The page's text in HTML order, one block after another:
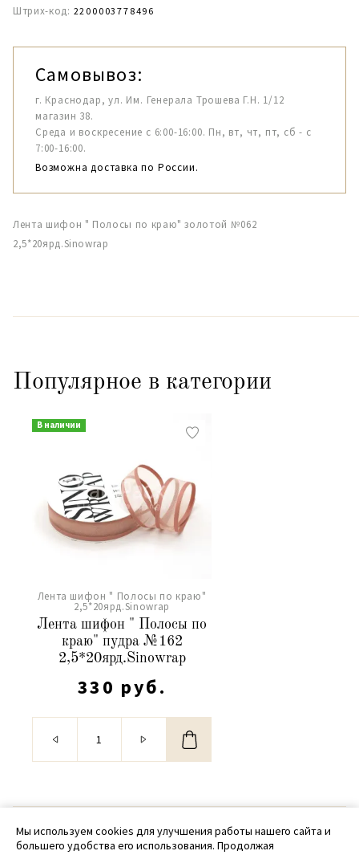
Штрих-код: 2200003778496
Самовывоз:
г. Краснодар, ул. Им. Генерала Трошева Г.Н. 1/12
магазин 38.
Среда и воскресение с 6:00-16:00. Пн, вт, чт, пт, сб - с
7:00-16:00.
Возможна доставка по России.
Лента шифон " Полосы по краю" золотой №062
2,5*20ярд.Sinowrap
Популярное в категории
В наличии
Лента шифон " Полосы по краю"
2,5*20ярд.Sinowrap
Лента шифон " Полосы по
краю" пудра №162
2,5*20ярд.Sinowrap
330 руб.
© 2020 - 2026 SamPack
Мы используем cookies для улучшения работы нашего сайта и
большего удобства его использования. Продолжая